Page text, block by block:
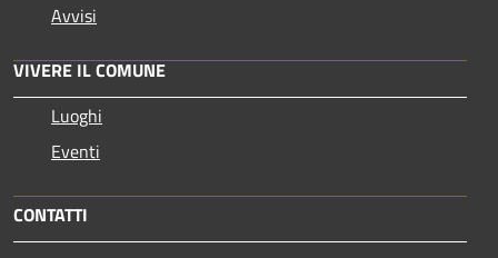
Avvisi
VIVERE IL COMUNE
Luoghi
Eventi
CONTATTI